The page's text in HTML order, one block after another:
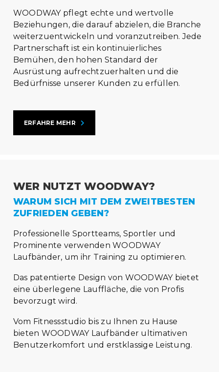
WOODWAY pflegt echte und wertvolle
Beziehungen, die darauf abzielen, die Branche
weiterzuentwickeln und voranzutreiben. Jede
Partnerschaft ist ein kontinuierliches
Bemühen, den hohen Standard der
Ausrüstung aufrechtzuerhalten und die
Bedürfnisse unserer Kunden zu erfüllen.
ERFAHRE MEHR
WER NUTZT WOODWAY?
WARUM SICH MIT DEM ZWEITBESTEN
ZUFRIEDEN GEBEN?
Professionelle Sportteams, Sportler und
Prominente verwenden WOODWAY
Laufbänder, um ihr Training zu optimieren.
Das patentierte Design von WOODWAY bietet
eine überlegene Lauffläche, die von Profis
bevorzugt wird.
Vom Fitnessstudio bis zu Ihnen zu Hause
bieten WOODWAY Laufbänder ultimativen
Benutzerkomfort und erstklassige Leistung.